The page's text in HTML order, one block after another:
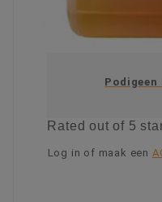
Podigeen
Ratedout of 5
Log in of maak een